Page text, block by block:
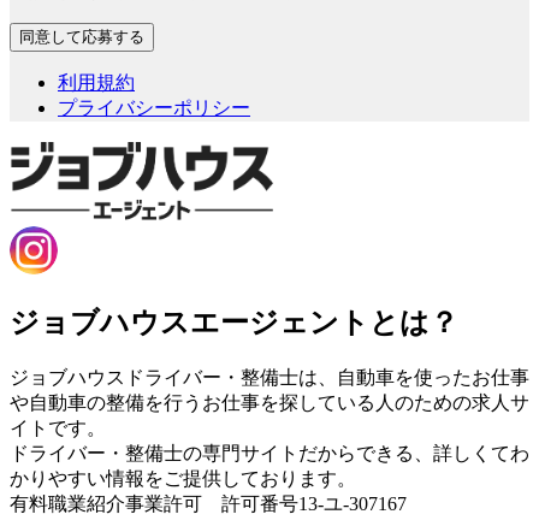
利用規約
プライバシーポリシー
ジョブハウスエージェントとは？
ジョブハウスドライバー・整備士は、自動車を使ったお仕事
や自動車の整備を行うお仕事を探している人のための求人サ
イトです。
ドライバー・整備士の専門サイトだからできる、詳しくてわ
かりやすい情報をご提供しております。
有料職業紹介事業許可 許可番号13-ユ-307167